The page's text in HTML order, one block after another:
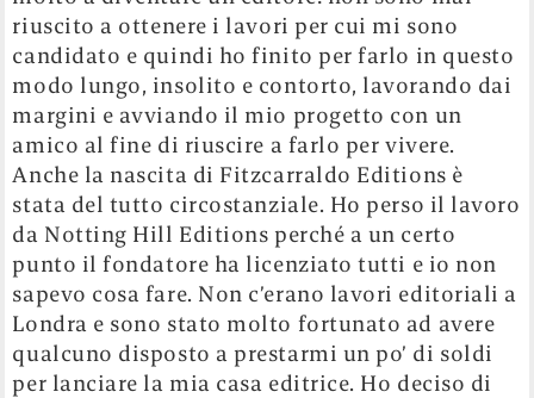
riuscito a ottenere i lavori per cui mi sono
candidato e quindi ho finito per farlo in questo
modo lungo, insolito e contorto, lavorando dai
margini e avviando il mio progetto con un
amico al fine di riuscire a farlo per vivere.
Anche la nascita di Fitzcarraldo Editions è
stata del tutto circostanziale. Ho perso il lavoro
da Notting Hill Editions perché a un certo
punto il fondatore ha licenziato tutti e io non
sapevo cosa fare. Non c’erano lavori editoriali a
Londra e sono stato molto fortunato ad avere
qualcuno disposto a prestarmi un po’ di soldi
per lanciare la mia casa editrice. Ho deciso di